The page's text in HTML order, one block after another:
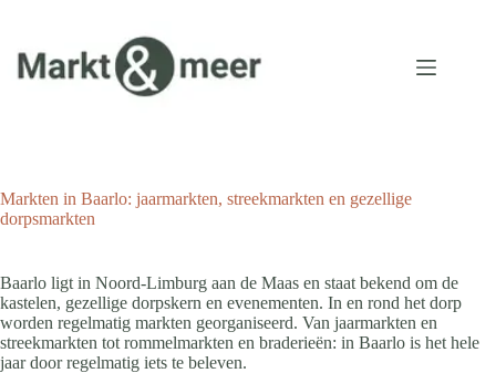
inhoud
Markten in Baarlo: jaarmarkten, streekmarkten en gezellige
dorpsmarkten
Baarlo ligt in Noord-Limburg aan de Maas en staat bekend om de
kastelen, gezellige dorpskern en evenementen. In en rond het dorp
worden regelmatig markten georganiseerd. Van jaarmarkten en
streekmarkten tot rommelmarkten en braderieën: in Baarlo is het hele
jaar door regelmatig iets te beleven.